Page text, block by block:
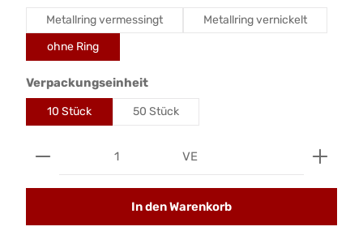
Metallring vermessingt
Metallring vernickelt
ohne Ring
Verpackungseinheitauswählen
10 Stück 50 Stück
Produkt Anzahl: Gib den gewünschten Wert
VE
In den Warenkorb